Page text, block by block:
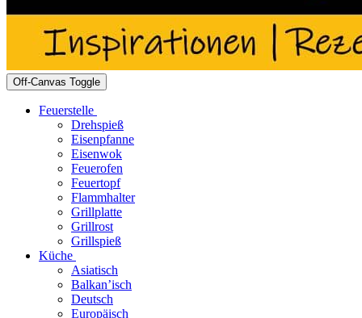
Off-Canvas Toggle
Feuerstelle
Drehspieß
Eisenpfanne
Eisenwok
Feuerofen
Feuertopf
Flammhalter
Grillplatte
Grillrost
Grillspieß
Küche
Asiatisch
Balkan’isch
Deutsch
Europäisch